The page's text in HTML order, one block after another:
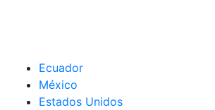
Ecuador
México
Estados Unidos